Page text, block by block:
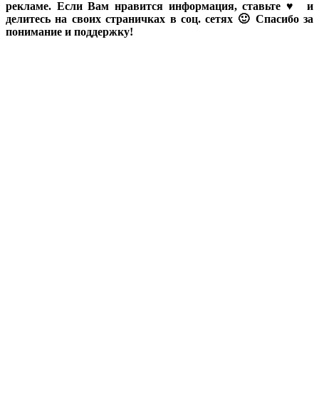
рекламе. Если Вам нравится информация, ставьте ♥ и
делитесь на своих страничках в соц. сетях 🙂 Спасибо за
понимание и поддержку!